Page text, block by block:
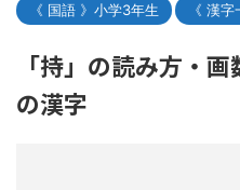
《 国語 》小学3年生 《 漢
「持」の読み方・
の漢字